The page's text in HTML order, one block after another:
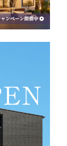
ート
標準